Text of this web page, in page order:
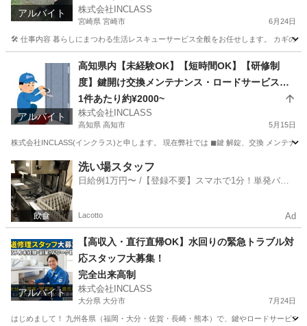
アルバイト 株式会社INCLASS
宮崎県 宮崎市 6月24日
🛠️ 仕事内容 暮らしにまつわる生活レスキューサービス全般をお任せします。 カギの
その他 スタッフ
アルバイト
高知県内【未経験OK】【短時間OK】【研修制
度】鍵開け交換メンテナンス・ロードサービスな
どの緊急駆け付け
1件あたり約¥2000~
株式会社INCLASS
高知県 高知市 5月15日
株式会社INCLASS(インクラス)と申します。 現在弊社では ◼︎鍵 解錠、交換 メンテナ
高知 高知市 軽作業 ロードサービス
洗い場スタッフ
日給例1万円〜 /【登録不要】スマホで1分！単発バイ
Lacotto Ad
アルバイト
【高収入・直行直帰OK】水回りの緊急トラブル対
応スタッフ大募集！
完全出来高制
株式会社INCLASS
大分県 大分市 7月24日
はじめまして！ 九州各県（福岡・大分・佐賀・長崎・熊本）で、鍵やロードサービ